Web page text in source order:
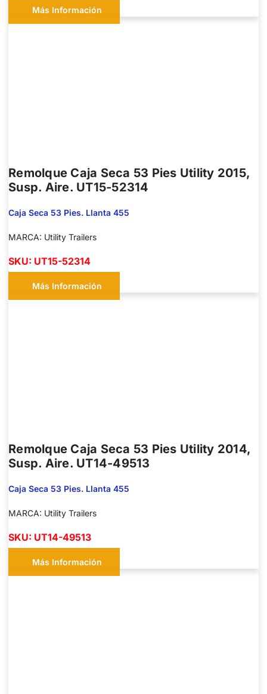
Más Información
Remolque Caja Seca 53 Pies Utility 2015,
Susp. Aire. UT15-52314
Caja Seca 53 Pies. Llanta 455
MARCA: Utility Trailers
SKU: UT15-52314
Más Información
Remolque Caja Seca 53 Pies Utility 2014,
Susp. Aire. UT14-49513
Caja Seca 53 Pies. Llanta 455
MARCA: Utility Trailers
SKU: UT14-49513
Más Información